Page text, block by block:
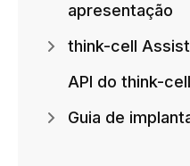
apresentação
think-cell Assist
API do think-cell
Guia de